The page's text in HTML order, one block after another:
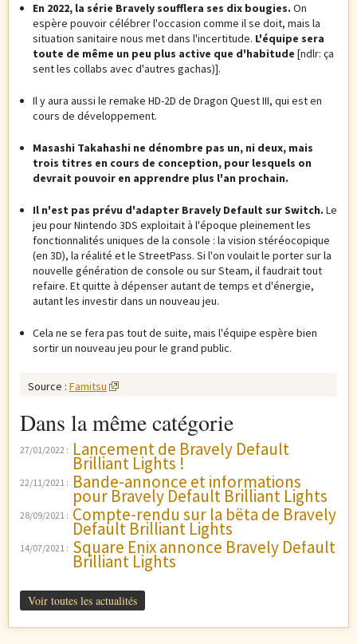
En 2022, la série Bravely soufflera ses dix bougies. On
espère pouvoir célébrer l'occasion comme il se doit, mais la
situation sanitaire nous met dans l'incertitude. L'équipe sera
toute de même un peu plus active que d'habitude [ndlr: ça
sent les collabs avec d'autres gachas)].
Il y aura aussi le remake HD-2D de Dragon Quest III, qui est en
cours de développement.
Masashi Takahashi ne dénombre pas un, ni deux, mais
trois titres en cours de conception, pour lesquels on
devrait pouvoir en apprendre plus l'an prochain.
Il n'est pas prévu d'adapter Bravely Default sur Switch. Le
jeu pour Nintendo 3DS exploitait à l'époque pleinement les
fonctionnalités uniques de la console : la vision stéréocopique
(en 3D), la réalité et le StreetPass. Si l'on voulait le porter sur la
nouvelle génération de console ou sur Steam, il faudrait tout
refaire. Et quitte à dépenser autant de temps et d'énergie,
autant les investir dans un nouveau jeu.
Cela ne se fera pas tout de suite, mais l'équipe espère bien
sortir un nouveau jeu pour le grand public.
Source : Famitsu
Dans la même catégorie
27/01/2022 Lancement de Bravely Default
Brilliant Lights !
22/11/2021 Bande-annonce et informations
pour Bravely Default Brilliant Lights
28/09/2021 Compte-rendu sur la bêta de Bravely
Default Brilliant Lights
14/07/2021 Square Enix annonce Bravely Default
Brilliant Lights
Voir toutes les actualités